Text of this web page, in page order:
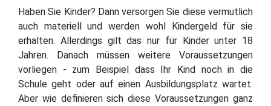
Haben Sie Kinder? Dann versorgen Sie diese vermutlich
auch materiell und werden wohl Kindergeld für sie
erhalten. Allerdings gilt das nur für Kinder unter 18
Jahren. Danach müssen weitere Voraussetzungen
vorliegen - zum Beispiel dass Ihr Kind noch in die
Schule geht oder auf einen Ausbildungsplatz wartet.
Aber wie definieren sich diese Voraussetzungen ganz